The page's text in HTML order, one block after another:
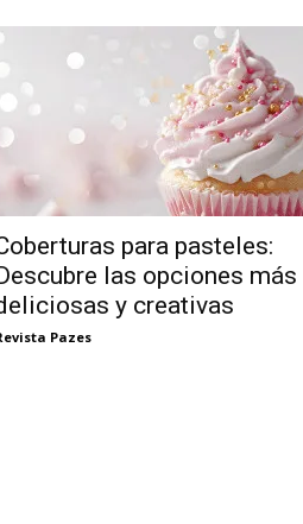
para pasteles:
las opciones más
y creativas
Pazes